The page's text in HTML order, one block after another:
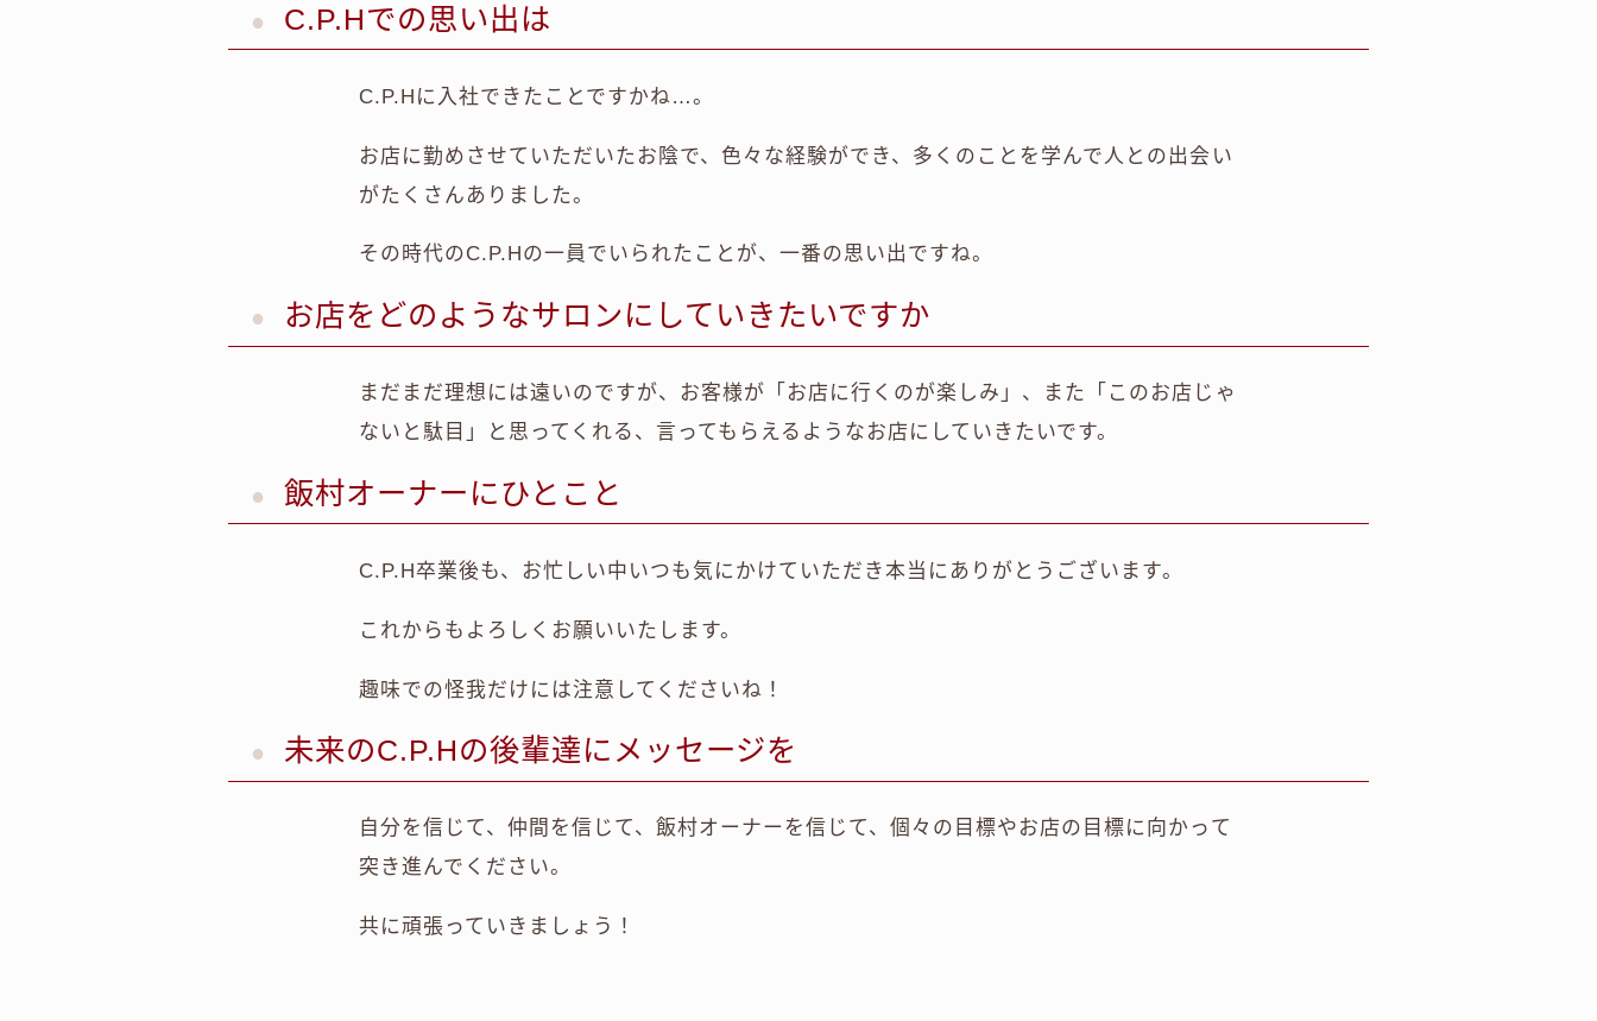
C.P.Hでの思い出は
C.P.Hに入社できたことですかね…。
お店に勤めさせていただいたお陰で、色々な経験ができ、多くのことを学んで人との出会い
がたくさんありました。
その時代のC.P.Hの一員でいられたことが、一番の思い出ですね。
お店をどのようなサロンにしていきたいですか
まだまだ理想には遠いのですが、お客様が「お店に行くのが楽しみ」、また「このお店じゃ
ないと駄目」と思ってくれる、言ってもらえるようなお店にしていきたいです。
飯村オーナーにひとこと
C.P.H卒業後も、お忙しい中いつも気にかけていただき本当にありがとうございます。
これからもよろしくお願いいたします。
趣味での怪我だけには注意してくださいね！
未来のC.P.Hの後輩達にメッセージを
自分を信じて、仲間を信じて、飯村オーナーを信じて、個々の目標やお店の目標に向かって
突き進んでください。
共に頑張っていきましょう！